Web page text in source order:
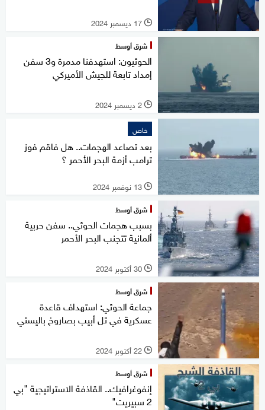
l 17 ديسمبر 2024
شرق أوسط
الحوثيون: استهدفنا مدمرة و3 سفن
إمداد تابعة للجيش الأميركي
l 2 ديسمبر 2024
خاص
بعد تصاعد الهجمات.. هل فاقم فوز
ترامب أزمة البحر الأحمر ؟
l 13 نوفمبر 2024
شرق أوسط
بسبب هجمات الحوثي.. سفن حربية
ألمانية تتجنب البحر الأحمر
l 30 أكتوبر 2024
شرق أوسط
جماعة الحوثي: استهداف قاعدة
عسكرية في تل أبيب بصاروخ باليستي
l 22 أكتوبر 2024
شرق أوسط
إنفوغرافيك.. القاذفة الاستراتيجية "بي
2 سبيريت"